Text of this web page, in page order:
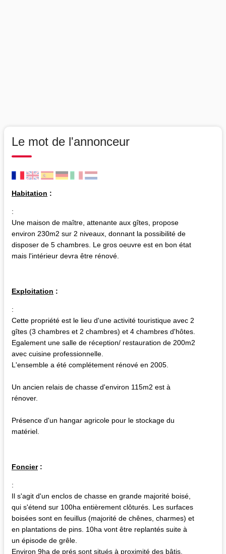
Le mot de l'annonceur
Habitation :
:
Une maison de maître, attenante aux gîtes, propose
environ 230m2 sur 2 niveaux, donnant la possibilité de
disposer de 5 chambres. Le gros oeuvre est en bon état
mais l'intérieur devra être rénové.
Exploitation :
:
Cette propriété est le lieu d'une activité touristique avec 2
gîtes (3 chambres et 2 chambres) et 4 chambres d'hôtes.
Egalement une salle de réception/ restauration de 200m2
avec cuisine professionnelle.
L'ensemble a été complétement rénové en 2005.
Un ancien relais de chasse d'environ 115m2 est à
rénover.
Présence d'un hangar agricole pour le stockage du
matériel.
Foncier:
:
Il s'agit d'un enclos de chasse en grande majorité boisé,
qui s'étend sur 100ha entièrement clôturés. Les surfaces
boisées sont en feuillus (majorité de chênes, charmes) et
en plantations de pins. 10ha vont être replantés suite à
un épisode de grêle.
Environ 9ha de prés sont situés à proximité des bâtis.